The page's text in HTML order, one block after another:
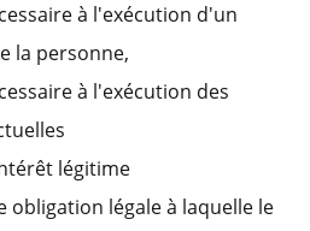
à l'exécution d'un
la personne,
à l'exécution des
légitime
obligation légale à laquelle le